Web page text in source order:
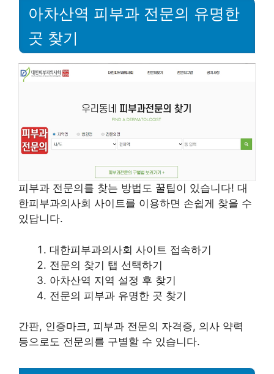
아차산역 피부과 전문의 유명한
곳 찾기
피부과 전문의를 찾는 방법도 꿀팁이 있습니다! 대
한피부과의사회 사이트를 이용하면 손쉽게 찾을 수
있답니다.
대한피부과의사회 사이트 접속하기
전문의 찾기 탭 선택하기
아차산역 지역 설정 후 찾기
전문의 피부과 유명한 곳 찾기
간판, 인증마크, 피부과 전문의 자격증, 의사 약력
등으로도 전문의를 구별할 수 있습니다.